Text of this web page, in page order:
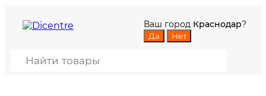
Ваш город Краснодар?